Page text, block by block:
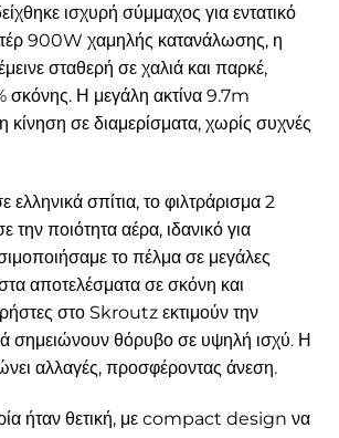
ισχυρή σύμμαχος για εντατικό
900W χαμηλής κατανάλωσης, η
σταθερή σε χαλιά και παρκέ,
σκόνης. Η μεγάλη ακτίνα 9.7m
κίνηση σε διαμερίσματα, χωρίς συχνές
ελληνικά σπίτια, το φιλτράρισμα 2
την ποιότητα αέρα, ιδανικό για
το πέλμα σε μεγάλες
αποτελέσματα σε σκόνη και
στο Skroutz εκτιμούν την
σημειώνουν θόρυβο σε υψηλή ισχύ. Η
αλλαγές, προσφέροντας άνεση.
ήταν θετική, με compact design να